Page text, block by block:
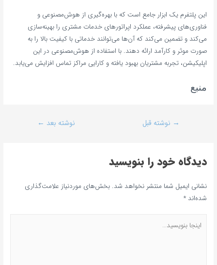
این پلتفرم یک ابزار جامع است که با بهره‌گیری از هوش‌مصنوعی و
فناوری‌های پیشرفته، عملکرد اپراتورهای خدمات مشتری را بهینه‌سازی
می‌کند و تضمین می‌کند که آن‌ها می‌توانند خدماتی با کیفیت بالا را به
صورت موثر و کارآمد ارائه دهند. با استفاده از هوش‌مصنوعی در این
اپلیکیشن، تجربه مشتریان بهبود یافته و کارایی مراکز تماس افزایش می‌یابد.
منبع
→ نوشته قبل نوشته بعد ←
دیدگاه‌ خود را بنویسید
نشانی ایمیل شما منتشر نخواهد شد. بخش‌های موردنیاز علامت‌گذاری
شده‌اند*